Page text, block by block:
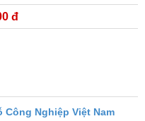
đ
Công Nghiệp Việt Nam